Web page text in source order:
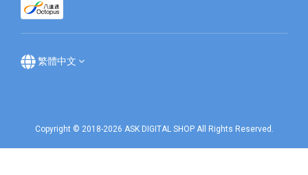
繁體中文
Copyright © 2018-2026 ASK DIGITAL SHOP All Rights Reserved.